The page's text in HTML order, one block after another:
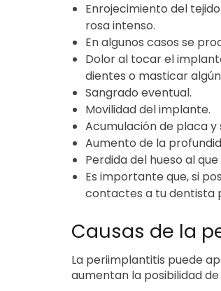
Enrojecimiento del
rosa intenso.
En algunos casos se
Dolor al tocar el
dientes o masticar
Sangrado eventual.
Movilidad del implante.
Acumulación de placa
Aumento de la
Perdida del hueso al
Es importante que, si
contactes a tu dentista
Causas de la
La periimplantitis puede
aumentan la posibilidad